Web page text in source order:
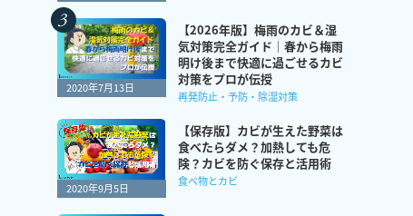
2020年7月13日
【2026年版】梅雨のカビ＆湿
気対策完全ガイド｜春から梅雨
明け後まで快適に過ごせるカビ
対策をプロが伝授
再発防止・予防・除湿対策
2020年9月5日
【保存版】カビが生えた野菜は
食べたらダメ？加熱しても危
険？カビを防ぐ保存と活用術
食べ物とカビ